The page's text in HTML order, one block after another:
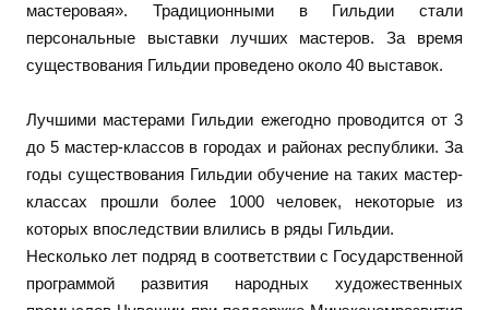
мастеровая». Традиционными в Гильдии стали
персональные выставки лучших мастеров. За время
существования Гильдии проведено около 40 выставок.
Лучшими мастерами Гильдии ежегодно проводится от 3
до 5 мастер-классов в городах и районах республики. За
годы существования Гильдии обучение на таких мастер-
классах прошли более 1000 человек, некоторые из
которых впоследствии влились в ряды Гильдии.
Несколько лет подряд в соответствии с Государственной
программой развития народных художественных